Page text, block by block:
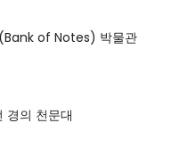
of Notes) 박물관
경의 천문대